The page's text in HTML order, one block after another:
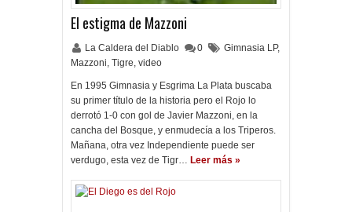
El estigma de Mazzoni
La Caldera del Diablo 0 Gimnasia LP,
Mazzoni, Tigre, video
En 1995 Gimnasia y Esgrima La Plata buscaba
su primer título de la historia pero el Rojo lo
derrotó 1-0 con gol de Javier Mazzoni, en la
cancha del Bosque, y enmudecía a los Triperos.
Mañana, otra vez Independiente puede ser
verdugo, esta vez de Tigr… Leer más »